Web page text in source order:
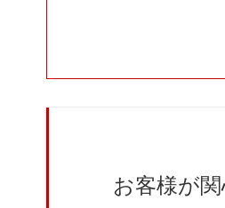
お客様が